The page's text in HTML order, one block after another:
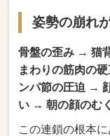
姿勢の崩れ
骨盤の歪み → 猫
まわりの筋肉の
ンパ節の圧迫 →
い → 朝の顔のむ
この連鎖の根本